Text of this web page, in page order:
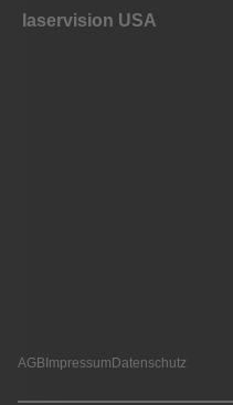
laservision USA
AGB Impressum Datenschutz